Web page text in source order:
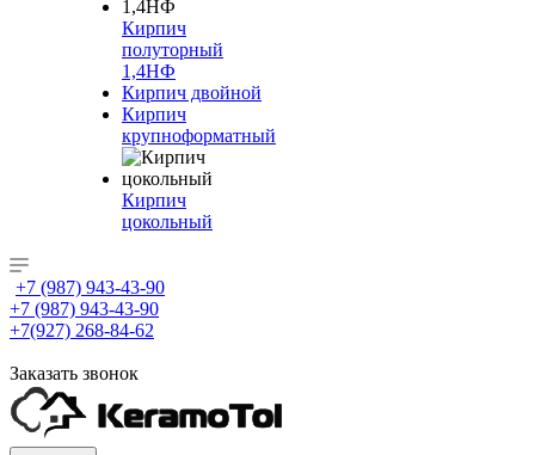
Кирпич
полуторный
1,4НФ
Кирпич двойной
Кирпич
крупноформатный
Кирпич
цокольный
+7 (987) 943-43-90
+7 (987) 943-43-90
+7(927) 268-84-62
Заказать звонок